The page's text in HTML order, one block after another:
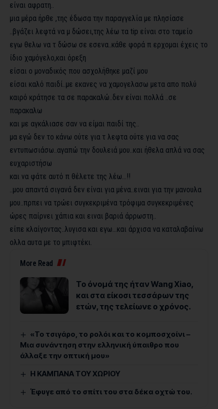
είναι αφρατη..
μια μέρα ήρθε ,της έδωσα την παραγγελία με πλησίασε
..βγάζει λεφτά να μ δώσει,της λέω τα tip είναι στο ταμείο
εγω θελω να τ δώσω σε εσενα..κάθε φορά π ερχομαι έχεις το
ίδιο χαμόγελο,και όρεξη
είσαι ο μοναδικός που ασχολήθηκε μαζί μου
είσαι καλό παιδί..με εκανες να χαμογελασω μετα απο πολύ
καιρό κράτησε τα σε παρακαλώ..δεν είναι πολλά ..σε
παρακαλω
και με αγκάλιασε σαν να είμαι παιδί της..
μα εγώ δεν το κάνω ούτε για τ λεφτα ούτε για να σας
εντυπωσιάσω..αγαπώ την δουλειά μου..και ήθελα απλά να σας
ευχαριστήσω
και να φάτε αυτό π θέλετε της λέω…!!
..μου απαντά σιγανά δεν είναι για μένα..ειναι για την μανουλα
μου..πρπει να τρώει συγκεκριμένα τρόφιμα συγκεκριμένες
ώρες παίρνει χάπια και ειναι βαριά άρρωστη..
είπε κλαίγοντας..λυγισα και εγω…και άρχισα να καταλαβαίνω
ολλα αυτα με το μπιφτέκι.
More Read
Το όνομά της ήταν Wang Xiao,
και στα είκοσι τεσσάρων της
ετών, της τελείωνε ο χρόνος.
«Το τσιγάρο, το ρολόι και το κομποσχοίνι –
Μια συνάντηση στην ελληνική ύπαιθρο που
άλλαξε την οπτική μου»
Η ΚΑΜΠΑΝΑ ΤΟΥ ΧΩΡΙΟΥ
Έφυγε από το σπίτι του στα δέκα οχτώ του.